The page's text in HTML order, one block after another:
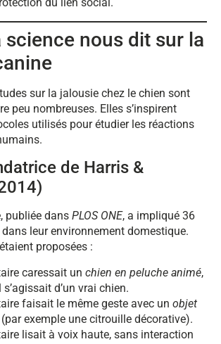
du lien social.
science nous dit sur la
sur la jalousie chez le chien sont
peu nombreuses. Elles s’inspirent
utilisés pour étudier les réactions
de Harris &
publiée dans PLOS ONE, a impliqué 36
leur environnement domestique.
proposées :
caressait un chien en peluche animé,
s’agissait d’un vrai chien.
faisait le même geste avec un objet
(par exemple une citrouille décorative).
lisait à voix haute, sans interaction